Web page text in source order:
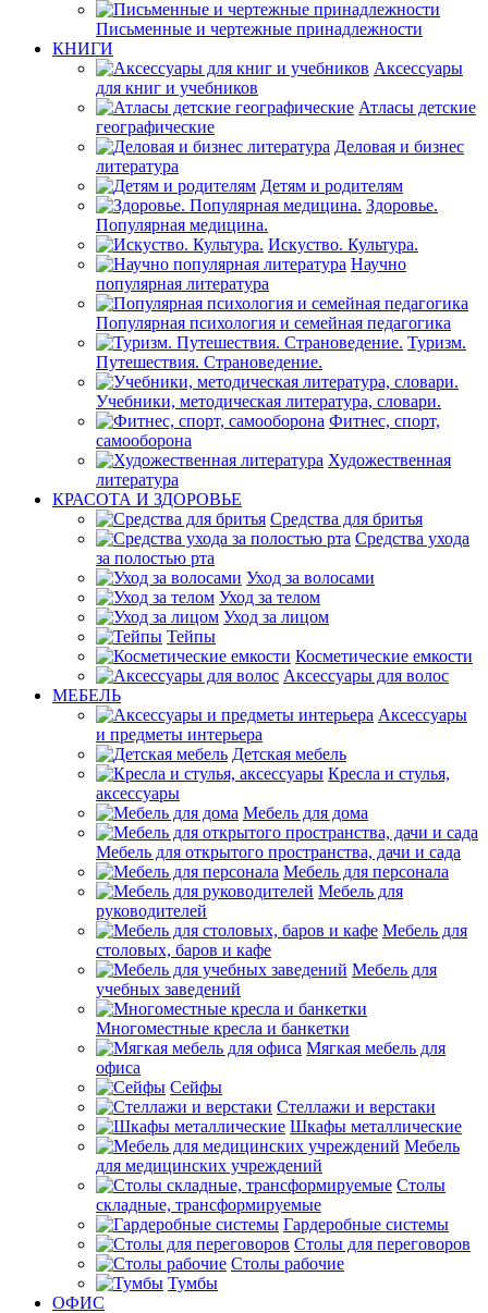
Письменные и чертежные принадлежности
КНИГИ
Аксессуары
для книг и учебников
Атласы детские
географические
Деловая и бизнес
литература
Детям и родителям
Здоровье.
Популярная медицина.
Искуство. Культура.
Научно
популярная литература
Популярная психология и семейная педагогика
Туризм.
Путешествия. Страноведение.
Учебники, методическая литература, словари.
Фитнес, спорт,
самооборона
Художественная
литература
КРАСОТА И ЗДОРОВЬЕ
Средства для бритья
Средства ухода
за полостью рта
Уход за волосами
Уход за телом
Уход за лицом
Тейпы
Косметические емкости
Аксессуары для волос
МЕБЕЛЬ
Аксессуары
и предметы интерьера
Детская мебель
Кресла и стулья,
аксессуары
Мебель для дома
Мебель для открытого пространства, дачи и сада
Мебель для персонала
Мебель для
руководителей
Мебель для
столовых, баров и кафе
Мебель для
учебных заведений
Многоместные кресла и банкетки
Мягкая мебель для
офиса
Сейфы
Стеллажи и верстаки
Шкафы металлические
Мебель
для медицинских учреждений
Столы
складные, трансформируемые
Гардеробные системы
Столы для переговоров
Столы рабочие
Тумбы
ОФИС